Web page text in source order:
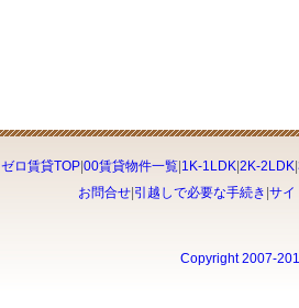
ゼロ賃貸TOP| 00賃貸物件一覧| 1K-1LDK| 2K-2LDK|
お問合せ 引越しで必要な手続き サイ
Copyright 2007-